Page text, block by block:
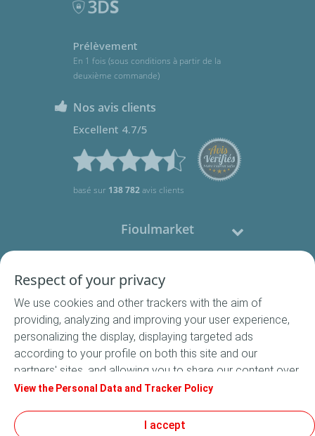
Prélèvement
En 1 fois (sous conditions à partir de la
deuxième commande)
Nos avis clients
Excellent 4.7/5
basé sur 138 782avis clients
Fioulmarket
Nous contacter
Suivez-nous
Respect of your privacy
We use cookies and other trackers with the aim of
providing, analyzing and improving your user experience,
personalizing the display, displaying targeted ads
according to your profile on both this site and our
partners' sites, and allowing you to share our content over
social media. In accordance with French legislation,
default. You can change your cookie settings at any time
View the Personal Data and Tracker Policy
I accept